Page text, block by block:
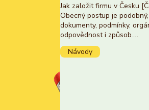
Jak založit firmu v Česku
Obecný postup je
dokumenty, podmínky,
odpovědnost i způsob…
Návody